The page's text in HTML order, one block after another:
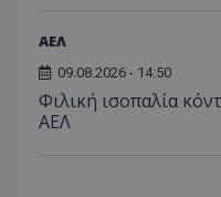
ΑΕΛ
09.08.2026 - 14:50
Φιλική ισοπαλία
ΑΕΛ